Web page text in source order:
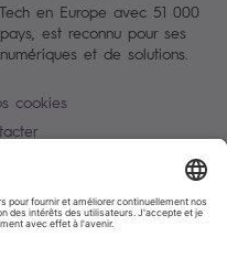
en Europe avec 51 000
est reconnu pour ses
et de solutions.
cookies
/ usurpation d'identité